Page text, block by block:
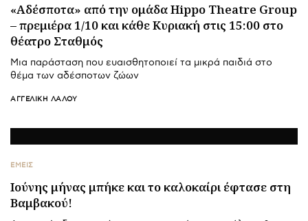
«Αδέσποτα» από την ομάδα Hippo Theatre Group
– πρεμιέρα 1/10 και κάθε Κυριακή στις 15:00 στο
θέατρο Σταθμός
Μια παράσταση που ευαισθητοποιεί τα μικρά παιδιά στο
θέμα των αδέσποτων ζώων
ΑΓΓΕΛΙΚΉ ΛΆΛΟΥ
ΕΜΕΙΣ
Ιούνης μήνας μπήκε και το καλοκαίρι έφτασε στη
Βαμβακού!